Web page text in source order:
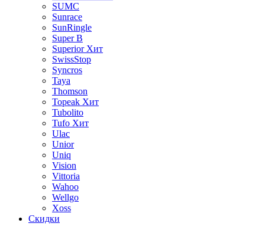
SUMC
Sunrace
SunRingle
Super B
Superior Хит
SwissStop
Syncros
Taya
Thomson
Topeak Хит
Tubolito
Tufo Хит
Ulac
Unior
Uniq
Vision
Vittoria
Wahoo
Wellgo
Xoss
Скидки